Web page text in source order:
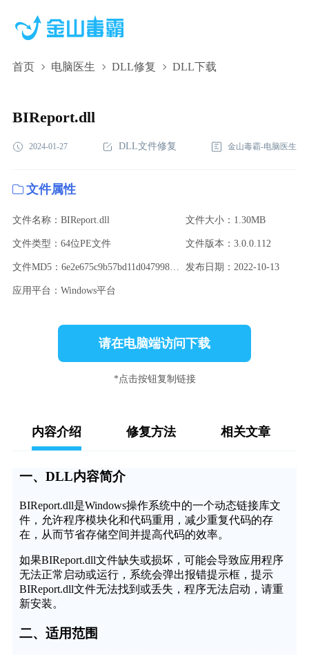
首页 电脑医生 DLL修复 DLL下载
BIReport.dll,BIReport.dll下载,BIReport.dll修复
BIReport.dll
2024-01-27 DLL文件修复 金山毒霸-电脑医生
文件属性
文件名称：BIReport.dll 文件大小：1.30MB
文件类型：64位PE文件 文件版本：3.0.0.112
文件MD5：6e2e675c9b57bd11d0479980590be3ed 发布日期：2022-10-13
应用平台：Windows平台
请在电脑端访问下载
*点击按钮复制链接
内容介绍 修复方法 相关文章
一、DLL内容简介
BIReport.dll是Windows操作系统中的一个动态链接库文
件，允许程序模块化和代码重用，减少重复代码的存
在，从而节省存储空间并提高代码的效率。
如果BIReport.dll文件缺失或损坏，可能会导致应用程序
无法正常启动或运行，系统会弹出报错提示框，提示
BIReport.dll文件无法找到或丢失，程序无法启动，请重
新安装。
二、适用范围